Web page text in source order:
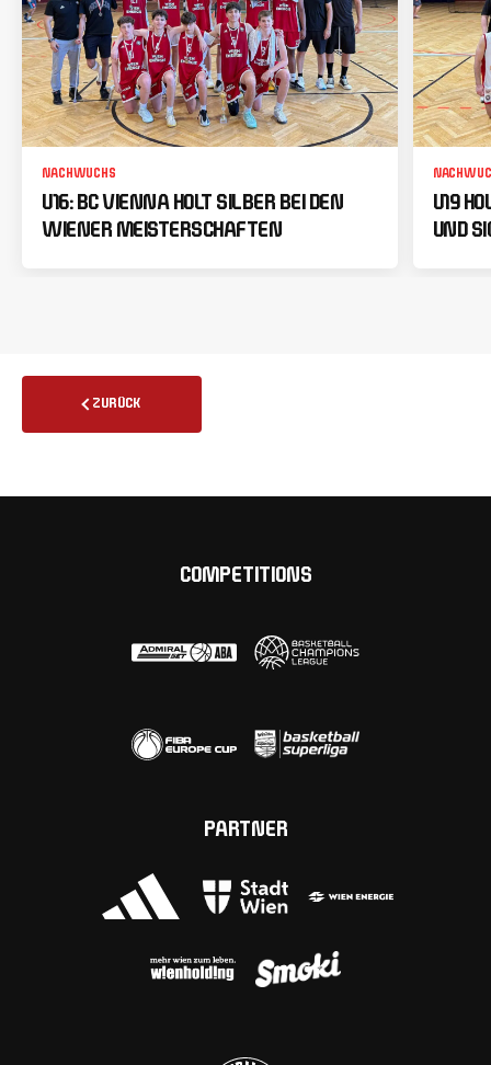
NACHWUCHS
U16: BC VIENNA HOLT SILBER BEI DEN
WIENER MEISTERSCHAFTEN
U19
UND
ZURÜCK
COMPETITIONS
PARTNER